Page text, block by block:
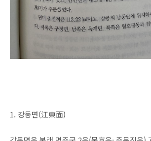
1. 강동면(江東面)